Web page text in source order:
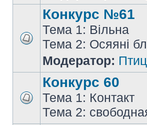
Конкурс №61
Тема 1: Вільна
Тема 2: Осяяні
Модератор:
Конкурс 60
Тема 1: Контакт
Тема 2: